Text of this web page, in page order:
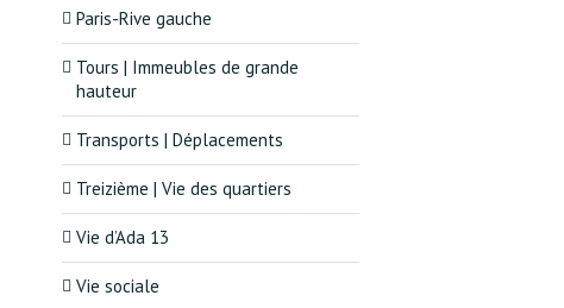
Paris-Rive gauche
Tours | Immeubles de grande
hauteur
Transports | Déplacements
Treizième | Vie des quartiers
Vie d’Ada 13
Vie sociale